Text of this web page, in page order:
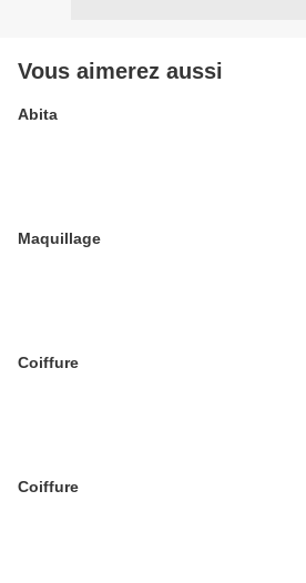
Vous aimerez aussi
Abita
Maquillage
Coiffure
Coiffure